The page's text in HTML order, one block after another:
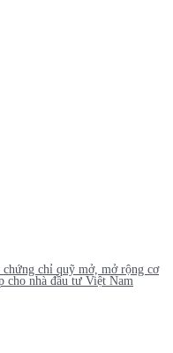
chỉ quỹ mở, mở rộng cơ
cho nhà đầu tư Việt Nam